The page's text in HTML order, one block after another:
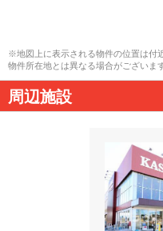
※地図上に表示される物件の位置は付
物件所在地とは異なる場合がございます
周辺施設